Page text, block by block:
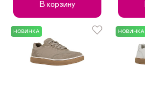
В корзину
НОВИНКА НОВИНКА